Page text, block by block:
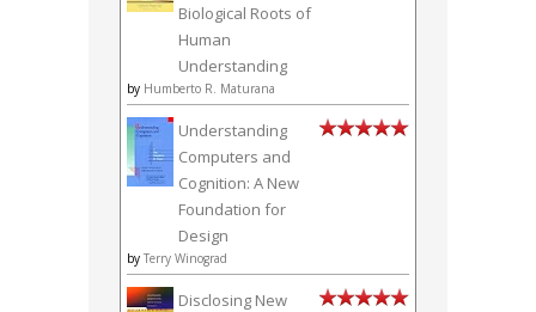
Biological Roots of
Human
Understanding
by Humberto R. Maturana
Understanding
Computers and
Cognition: A New
Foundation for
Design
by Terry Winograd
Disclosing New